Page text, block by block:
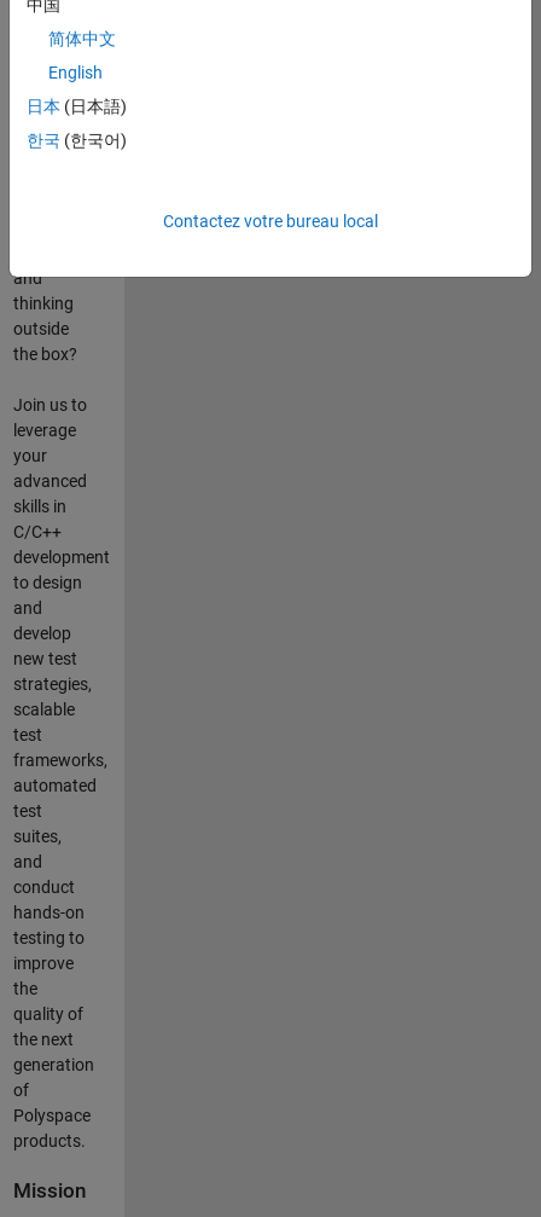
about
state-of-
the-art
Do you
and
thinking
outside
the box?
Join us to
leverage
your
advanced
skills in
C/C++
development
to design
and
develop
new test
strategies,
scalable
test
frameworks,
automated
test
suites,
and
conduct
hands-on
testing to
improve
the
quality of
the next
generation
of
Polyspace
products.
Mission
中国
简体中文
English
日本 (日本語)
한국 (한국어)
Contactez votre bureau local